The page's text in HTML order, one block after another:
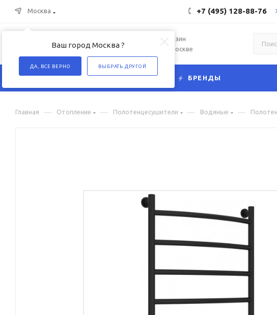
Москва
Ваш город Москва ?
ДА, ВСЕ ВЕРНО ВЫБРАТЬ ДРУГОЙ
+7 (495) 128-88-76
Интернет-магазин
сантехники в Москве
КАТАЛОГ БРЕНДЫ
Главная — Отопление — Полотенцесушители — Водяные —